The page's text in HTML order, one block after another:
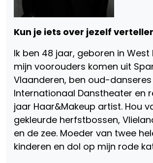
Kun je iets over jezelf
Ik ben 48 jaar, geboren in West
mijn voorouders komen uit
Vlaanderen, ben oud-
Internationaal Danstheater en
jaar Haar&Makeup artist. Hou
gekleurde herfstbossen,
en de zee. Moeder van twee
kinderen en dol op mijn rode